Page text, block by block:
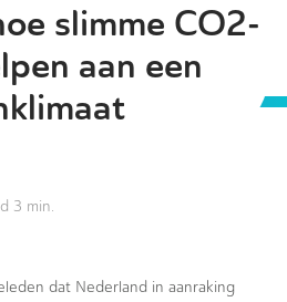
slimme CO2-
aan een
3 min.
dat Nederland in aanraking